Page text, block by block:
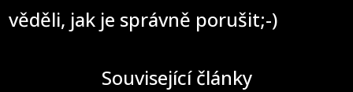
věděli, jak je správně porušit;-)
Související články